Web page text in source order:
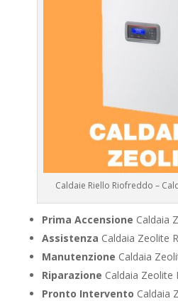
Caldaie Riello Riofreddo –
Prima Accensione Caldaia
Assistenza Caldaia Zeolite
Manutenzione Caldaia
Riparazione Caldaia Zeolite
Pronto Intervento Caldaia